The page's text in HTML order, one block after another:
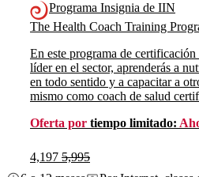
Programa Insignia de IIN
The Health Coach Training
En este programa de
líder en el sector, aprenderás a
en todo sentido y a capacitar a
mismo como coach de salud
Oferta por tiempo limitado:
4,197 5,995